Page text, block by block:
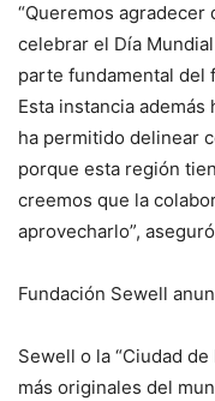
“Queremos agradecer
celebrar el Día
parte fundamental del
Esta instancia
ha permitido delinear
porque esta región
creemos que la
aprovecharlo”,
Fundación Sewell
Sewell o la “Ciudad
más originales del